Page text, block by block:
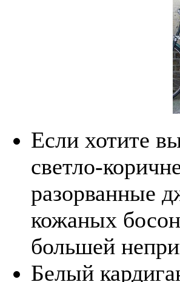
Если хотите
светло-
разорванные
кожаных
большей
Белый